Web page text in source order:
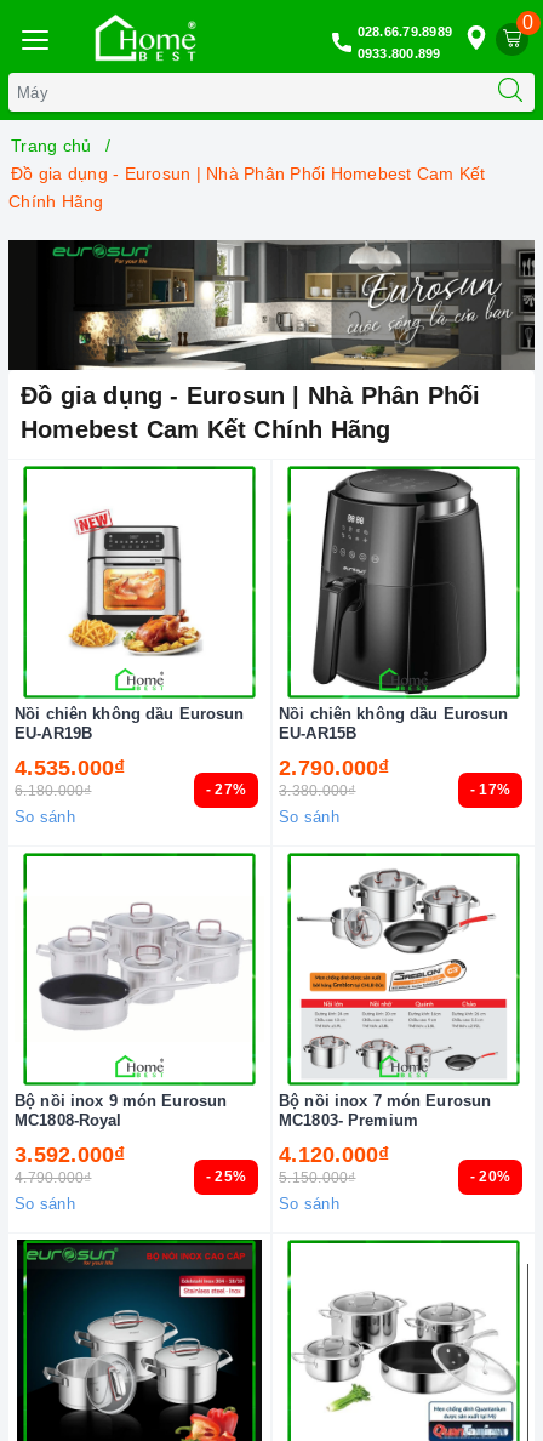
0
028.66.79.8989
0933.800.899
Trang chủ
Đồ gia dụng - Eurosun | Nhà Phân Phối Homebest Cam Kết
Chính Hãng
Đồ gia dụng - Eurosun | Nhà Phân Phối
Homebest Cam Kết Chính Hãng
- 27%
Nồi chiên không dầu Eurosun
EU-AR19B
4.535.000₫
6.180.000₫
So sánh
- 17%
Nồi chiên không dầu Eurosun
EU-AR15B
2.790.000₫
3.380.000₫
So sánh
- 25%
Bộ nồi inox 9 món Eurosun
MC1808-Royal
3.592.000₫
4.790.000₫
So sánh
- 20%
Bộ nồi inox 7 món Eurosun
MC1803- Premium
4.120.000₫
5.150.000₫
So sánh